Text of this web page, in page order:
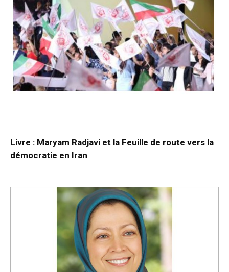
Livre : Maryam Radjavi et la Feuille de route vers la
démocratie en Iran